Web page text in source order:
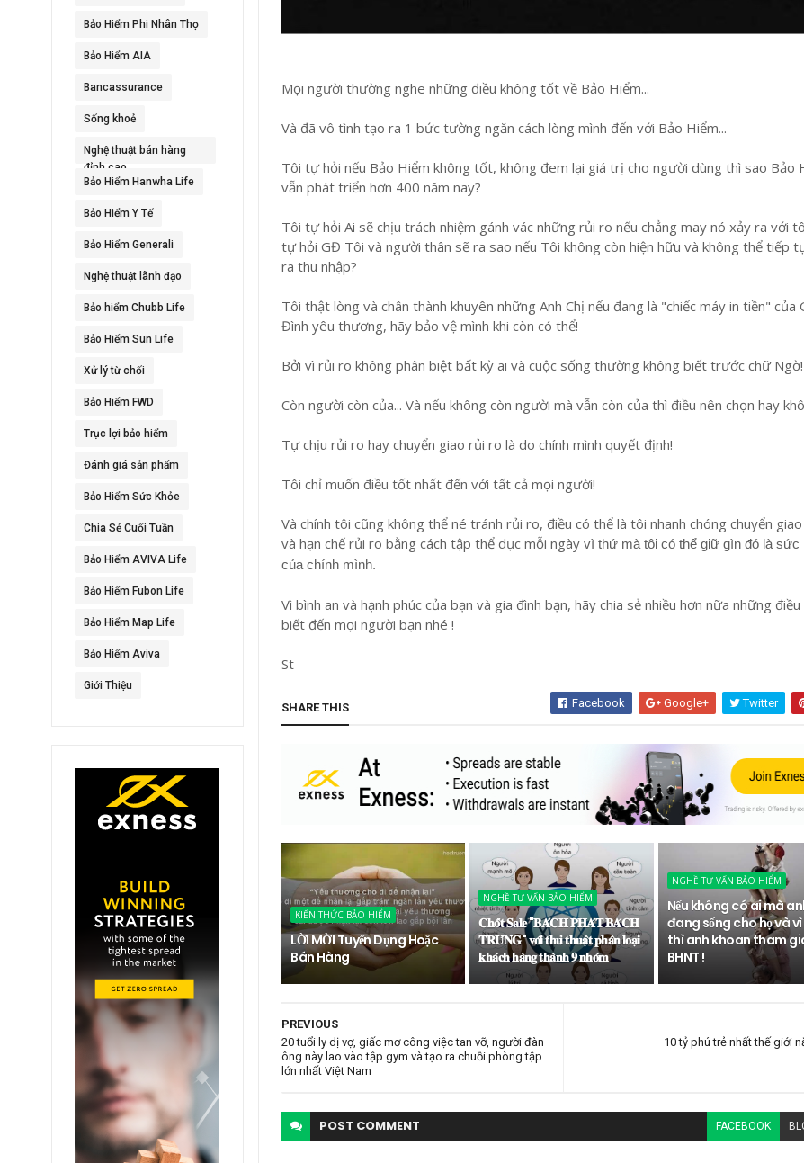
Bảo Hiểm Phi Nhân Thọ
Bảo Hiểm AIA
Bancassurance
Sống khoẻ
Nghệ thuật bán hàng
đỉnh cao
Bảo Hiểm Hanwha Life
Bảo Hiểm Y Tế
Bảo Hiểm Generali
Nghệ thuật lãnh đạo
Bảo hiểm Chubb Life
Bảo Hiểm Sun Life
Xử lý từ chối
Bảo Hiểm FWD
Trục lợi bảo hiểm
Đánh giá sản phẩm
Bảo Hiểm Sức Khỏe
Chia Sẻ Cuối Tuần
Bảo Hiểm AVIVA Life
Bảo Hiểm Fubon Life
Bảo Hiểm Map Life
Bảo Hiểm Aviva
Giới Thiệu
Mọi người thường nghe những điều không tốt về Bảo Hiểm...
Và đã vô tình tạo ra 1 bức tường ngăn cách lòng mình đến với Bảo Hiểm...
Tôi tự hỏi nếu Bảo Hiểm không tốt, không đem lại giá trị cho người dùng thì sao Bảo
vẫn phát triển hơn 400 năm nay?
Tôi tự hỏi Ai sẽ chịu trách nhiệm gánh vác những rủi ro nếu chẳng may nó xảy ra với
tự hỏi GĐ Tôi và người thân sẽ ra sao nếu Tôi không còn hiện hữu và không thể tiếp
ra thu nhập?
Tôi thật lòng và chân thành khuyên những Anh Chị nếu đang là "chiếc máy in tiền" của
Đình yêu thương, hãy bảo vệ mình khi còn có thể!
Bởi vì rủi ro không phân biệt bất kỳ ai và cuộc sống thường không biết trước chữ Ngờ!
Còn người còn của... Và nếu không còn người mà vẫn còn của thì điều nên chọn hay
Tự chịu rủi ro hay chuyển giao rủi ro là do chính mình quyết định!
Tôi chỉ muốn điều tốt nhất đến với tất cả mọi người!
Và chính tôi cũng không thể né tránh rủi ro, điều có thể là tôi nhanh chóng chuyển
và hạn chế rủi ro bằng cách tập thể dục mỗi ngàyvì thứ mà tôi có thể giữ gìn đó là sức
của chính mình.
Vì bình an và hạnh phúc của bạn và gia đình bạn, hãy chia sẻ nhiều hơn nữa những điều
biết đến mọi người bạn nhé !
St
SHARE THIS Facebook Google+ Twitter
KIẾN THỨC BẢO HIỂM
LỜI MỜI Tuyển Dụng Hoặc
Bán Hàng
NGHỀ TƯ VẤN BẢO HIỂM
𝐂𝐡𝐨̂́𝐭 𝐒𝐚𝐥𝐞 "𝐁𝐀́𝐂𝐇 𝐏𝐇𝐀́𝐓 𝐁𝐀́𝐂𝐇
𝐓𝐑𝐔́𝐍𝐆" 𝐯𝐨̛́𝐢 𝐭𝐡𝐮̉ 𝐭𝐡𝐮𝐚̣̂𝐭 𝐩𝐡𝐚̂𝐧 𝐥𝐨𝐚̣𝐢
𝐤𝐡𝐚́𝐜𝐡 𝐡𝐚̀𝐧𝐠 𝐭𝐡𝐚̀𝐧𝐡 𝟗 𝐧𝐡𝐨́𝐦
NGHỀ TƯ VẤN BẢO HIỂM
Nếu không có ai mà
đang sống cho họ và vì
thì anh khoan tham
BHNT !
10 tỷ phú trẻ nhất thế giới
PREVIOUS
20 tuổi ly dị vợ, giấc mơ công việc tan vỡ, người đàn
ông này lao vào tập gym và tạo ra chuỗi phòng tập
lớn nhất Việt Nam
POST COMMENT FACEBOOK